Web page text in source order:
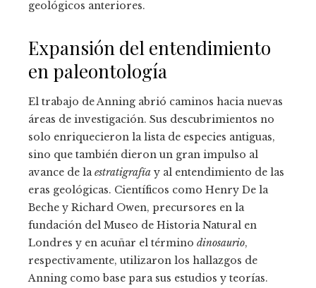
geológicos anteriores.
Expansión del entendimiento
en paleontología
El trabajo de Anning abrió caminos hacia nuevas
áreas de investigación. Sus descubrimientos no
solo enriquecieron la lista de especies antiguas,
sino que también dieron un gran impulso al
avance de laestratigrafía y al entendimiento de las
eras geológicas. Científicos como Henry De la
Beche y Richard Owen, precursores en la
fundación del Museo de Historia Natural en
Londres y en acuñar el término dinosaurio,
respectivamente, utilizaron los hallazgos de
Anning como base para sus estudios y teorías.